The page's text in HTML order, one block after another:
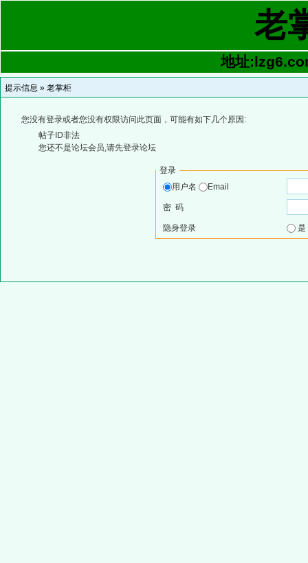
老
地址
提示信息 » 老掌柜
您没有登录或者您没有权限访问此页面，可能有如下几个原因:
帖子ID非法
您还不是论坛会员,请先登录论坛
登录
用户名
Email
密 码
隐身登录